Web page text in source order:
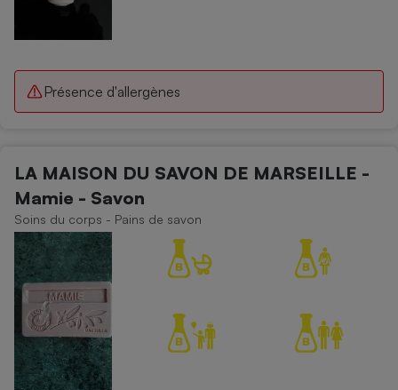
Présence d'allergènes
LA MAISON DU SAVON DE MARSEILLE -
Mamie - Savon
Soins du corps - Pains de savon